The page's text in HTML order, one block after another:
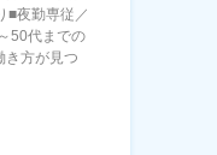
■夜勤専従／
50代までの
き方が見つ